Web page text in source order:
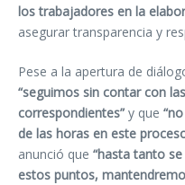
los trabajadores en la
asegurar transparencia y
Pese a la apertura de
“seguimos sin contar con
correspondientes” y que
de las horas en este
anunció que “hasta tanto
estos puntos,